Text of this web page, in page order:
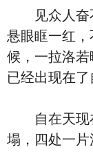
见众人奋不
悬眼眶一红
候，一拉洛若
已经出现在了
自在天现在
塌，四处一片